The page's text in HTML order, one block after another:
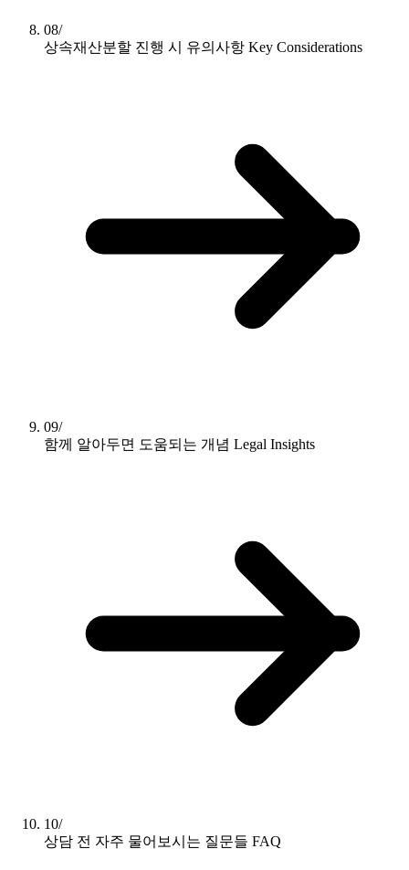
08/
상속재산분할 진행 시 유의사항 Key Considerations
09/
함께 알아두면 도움되는 개념 Legal Insights
10/
상담 전 자주 물어보시는 질문들 FAQ